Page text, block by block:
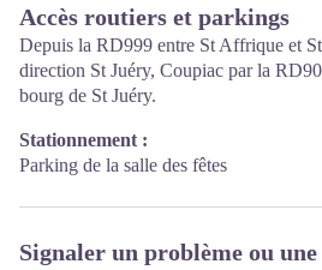
de 9h à 12h30 et de 13h30 à 17h30 ; le
12h30.
Accès routiers et parkings
Depuis la RD999 entre St Affrique et
direction St Juéry, Coupiac par la
bourg de St Juéry.
Stationnement :
Parking de la salle des fêtes
Signaler un problème ou